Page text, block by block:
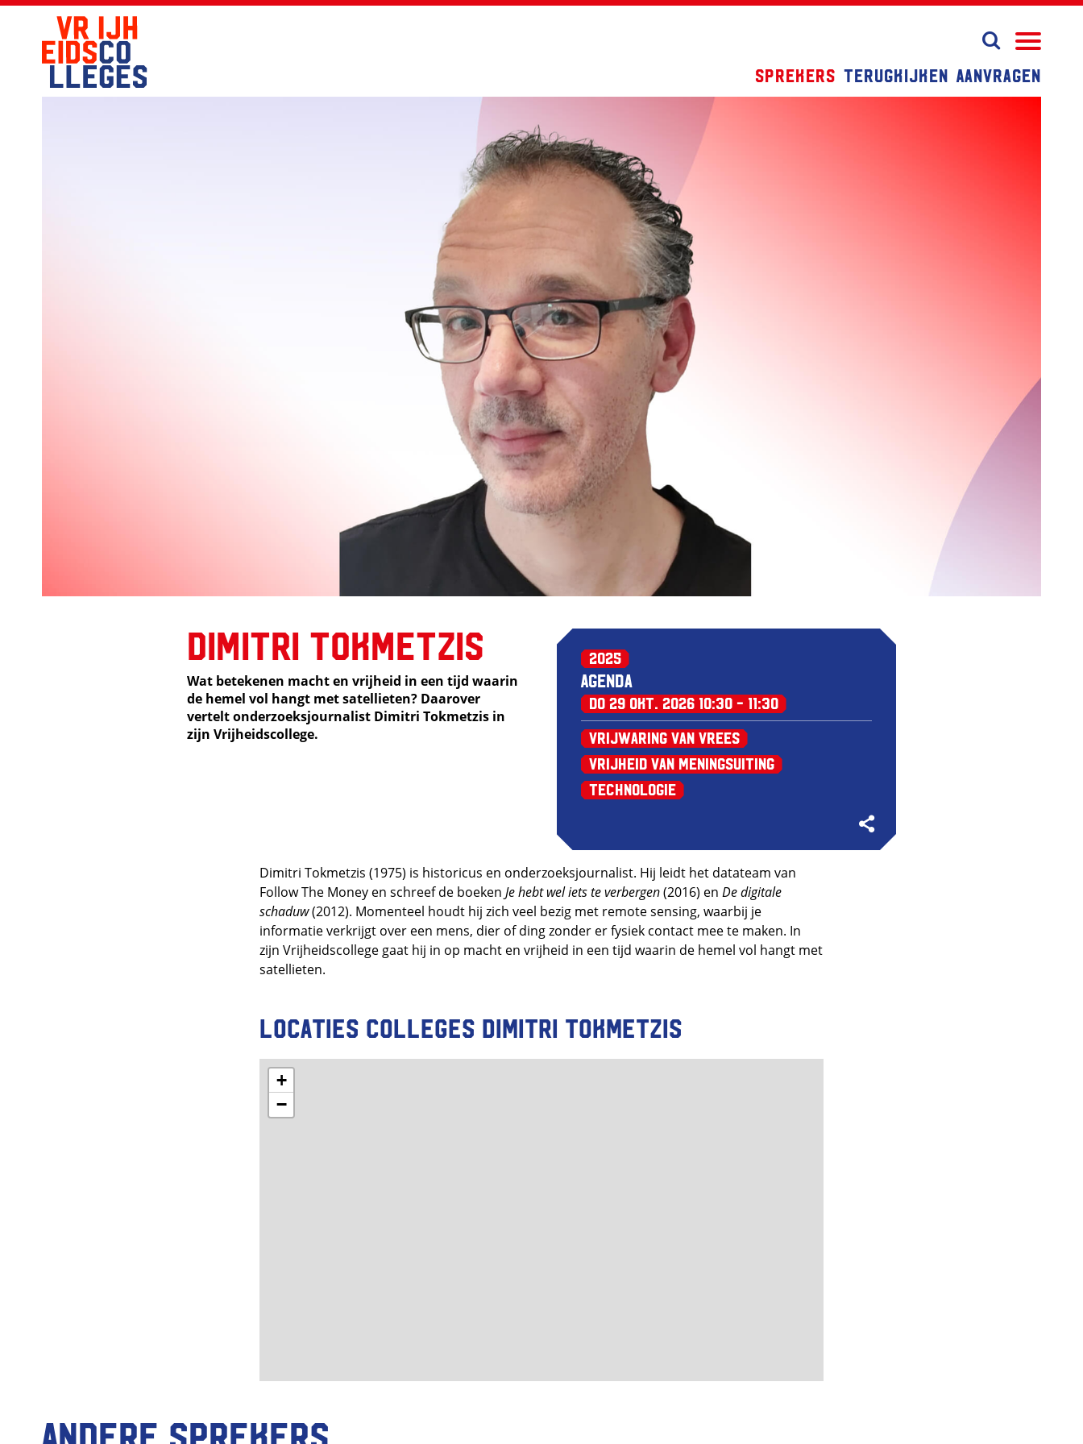
Sprekers Terugkijken Aanvragen
Dimitri Tokmetzis
Wat betekenen macht en vrijheid in een tijd waarin
de hemel vol hangt met satellieten? Daarover
vertelt onderzoeksjournalist Dimitri Tokmetzis in
zijn Vrijheidscollege.
2025
Agenda
do 29 okt. 2026 10:30 - 11:30
Vrijwaring van Vrees
Vrijheid van Meningsuiting
Technologie
Dimitri Tokmetzis (1975) is historicus en onderzoeksjournalist. Hij leidt het datateam van
Follow The Money en schreef de boeken Je hebt wel iets te verbergen(2016) en De digitale
schaduw(2012). Momenteel houdt hij zich veel bezig met remote sensing, waarbij je
informatie verkrijgt over een mens, dier of ding zonder er fysiek contact mee te maken. In
zijn Vrijheidscollege gaat hij in op macht en vrijheid in een tijd waarin de hemel vol hangt met
satellieten.
Locaties colleges Dimitri Tokmetzis
+
−
Andere sprekers